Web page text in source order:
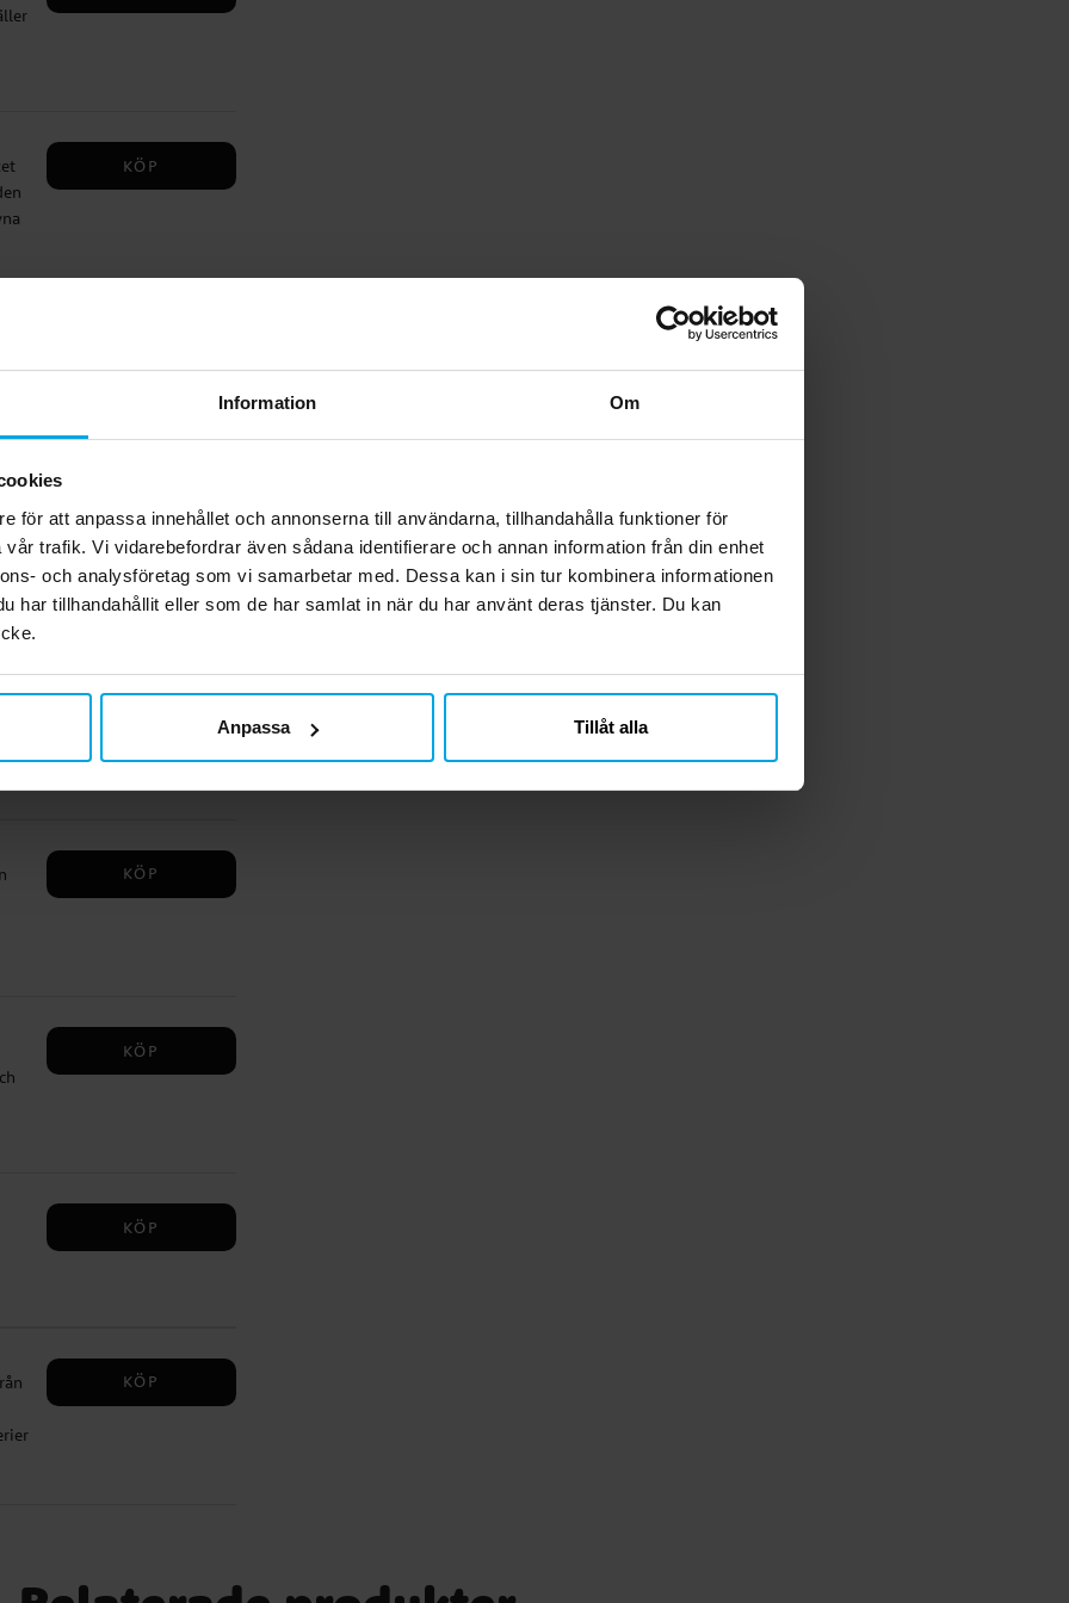
Information Om
för att anpassa innehållet och annonserna till användarna, tillhandahålla funktioner för
trafik. Vi vidarebefordrar även sådana identifierare och annan information från din enhet
och analysföretag som vi samarbetar med. Dessa kan i sin tur kombinera informationen
har tillhandahållit eller som de har samlat in när du har använt deras tjänster. Du kan
Anpassa Tillåt alla
i
KÖP
GÅ TILL
GÅ TILL
KÖP
KÖP
KÖP
KÖP